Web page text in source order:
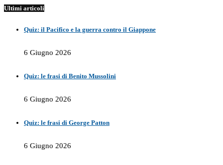
Ultimi articoli
Quiz: il Pacifico e la guerra contro il Giappone
6 Giugno 2026
Quiz: le frasi di Benito Mussolini
6 Giugno 2026
Quiz: le frasi di George Patton
6 Giugno 2026